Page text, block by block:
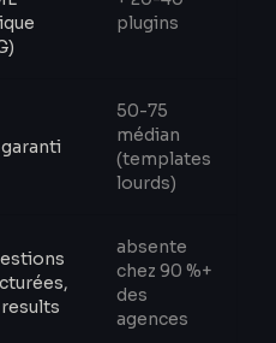
plugins
50-75
médian
(templates
lourds)
absente
chez 90 %+
des
agences